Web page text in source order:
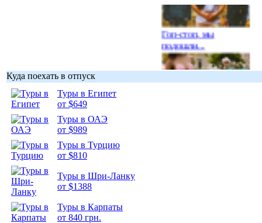
Гоп-стоп, мы
подошли...
Куда поехать в отпуск
Туры в Египет
от $649
Туры в ОАЭ
от $989
Туры в Турцию
от $810
Туры в Шри-Ланку
от $1388
Туры в Карпаты
от 840 грн.